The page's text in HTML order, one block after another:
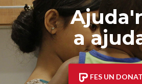
a
FES UN